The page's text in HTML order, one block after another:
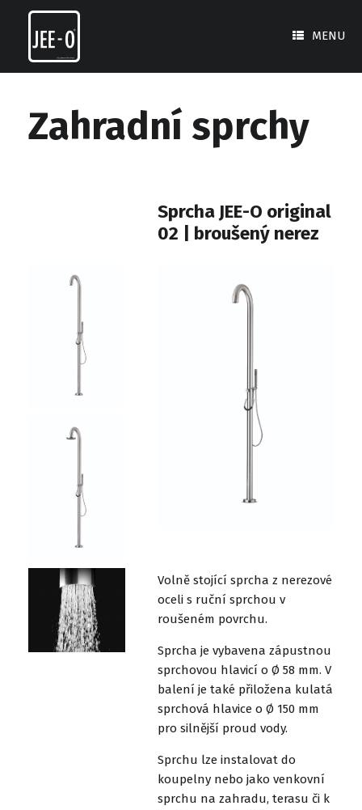
content
MENU
Zahradní sprchy
Sprcha JEE-O original
02 | broušený nerez
Volně stojící sprcha z nerezové
oceli s ruční sprchou v
roušeném povrchu.
Sprcha je vybavena zápustnou
sprchovou hlavicí o Ø 58 mm. V
balení je také přiložena kulatá
sprchová hlavice o Ø 150 mm
pro silnější proud vody.
Sprchu lze instalovat do
koupelny nebo jako venkovní
sprchu na zahradu, terasu či k